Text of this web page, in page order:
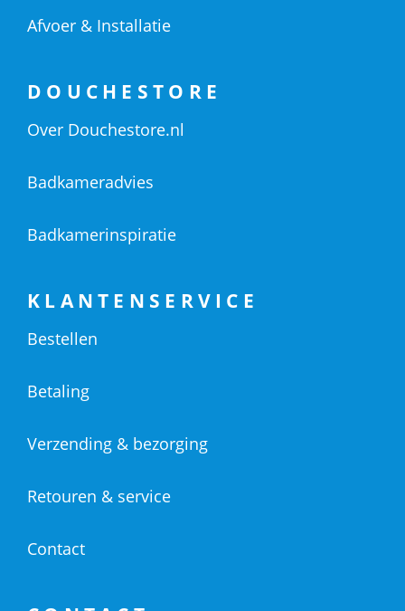
Afvoer & Installatie
DOUCHESTORE
Over Douchestore.nl
Badkameradvies
Badkamerinspiratie
KLANTENSERVICE
Bestellen
Betaling
Verzending & bezorging
Retouren & service
Contact